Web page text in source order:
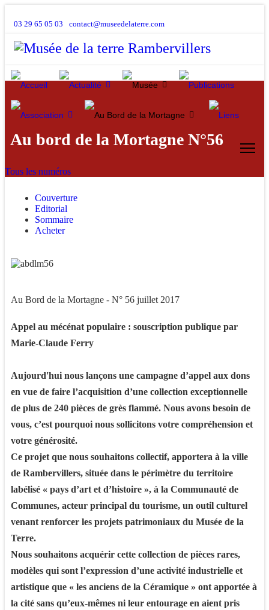
03 29 65 05 03 contact@museedelaterre.com
Au bord de la Mortagne N°56
Tous les numéros
Couverture
Editorial
Sommaire
Acheter
Au Bord de la Mortagne - N° 56 juillet 2017
Appel au mécénat populaire : souscription publique par
Marie-Claude Ferry
Aujourd'hui nous lançons une campagne d’appel aux dons
en vue de faire l’acquisition d’une collection exceptionnelle
de plus de 240 pièces de grès flammé. Nous avons besoin de
vous, c’est pourquoi nous sollicitons votre compréhension et
votre générosité.
Ce projet que nous souhaitons collectif, apportera à la ville
de Rambervillers, située dans le périmètre du territoire
labélisé « pays d’art et d’histoire », à la Communauté de
Communes, acteur principal du tourisme, un outil culturel
venant renforcer les projets patrimoniaux du Musée de la
Terre.
Nous souhaitons acquérir cette collection de pièces rares,
modèles qui sont l’expression d’une activité industrielle et
artistique que « les anciens de la Céramique » ont apportée à
la cité sans qu’eux-mêmes ni leur entourage en aient pris